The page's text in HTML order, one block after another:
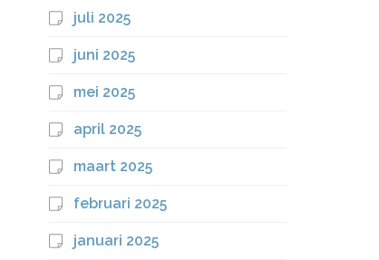
juli 2025
juni 2025
mei 2025
april 2025
maart 2025
februari 2025
januari 2025